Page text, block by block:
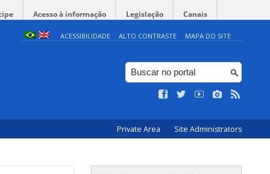
Acesso à informação Legislação Canais
ACESSIBILIDADE ALTO CONTRASTE MAPA DO SITE
Private Area Site Administrators